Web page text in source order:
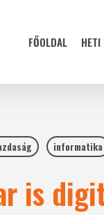
FŐOLDAL HETI
informatika
is